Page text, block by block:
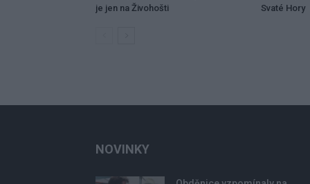
je jen na Živohošti
Svaté Hory
NOVINKY